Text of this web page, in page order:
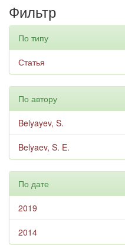
Фильтр
По типу
Статья
По автору
Belyayev, S.
Belyaev, S. E.
По дате
2019
2014